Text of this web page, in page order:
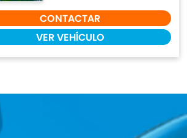
CONTACTAR
VER VEHÍCULO